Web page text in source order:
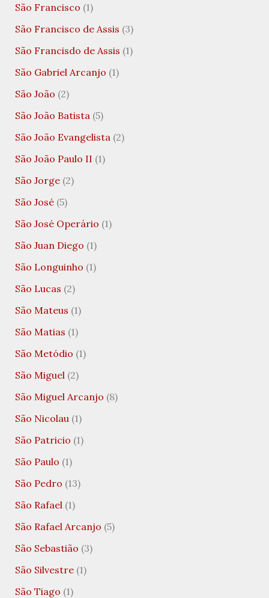
São Francisco (1)
São Francisco de Assis (3)
São Francisdo de Assis (1)
São Gabriel Arcanjo (1)
São João (2)
São João Batista (5)
São João Evangelista (2)
São João Paulo II (1)
São Jorge(2)
São José(5)
São José Operário (1)
São Juan Diego (1)
São Longuinho (1)
São Lucas (2)
São Mateus (1)
São Matias (1)
São Metódio (1)
São Miguel (2)
São Miguel Arcanjo (8)
São Nicolau (1)
São Patricio (1)
São Paulo (1)
São Pedro (13)
São Rafael (1)
São Rafael Arcanjo (5)
São Sebastião (3)
São Silvestre(1)
São Tiago (1)